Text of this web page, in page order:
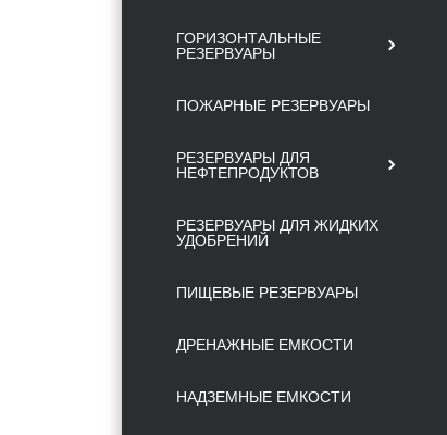
ГОРИЗОНТАЛЬНЫЕ
РЕЗЕРВУАРЫ
ПОЖАРНЫЕ РЕЗЕРВУАРЫ
РЕЗЕРВУАРЫ ДЛЯ
НЕФТЕПРОДУКТОВ
РЕЗЕРВУАРЫ ДЛЯ ЖИДКИХ
УДОБРЕНИЙ
ПИЩЕВЫЕ РЕЗЕРВУАРЫ
ДРЕНАЖНЫЕ ЕМКОСТИ
НАДЗЕМНЫЕ ЕМКОСТИ